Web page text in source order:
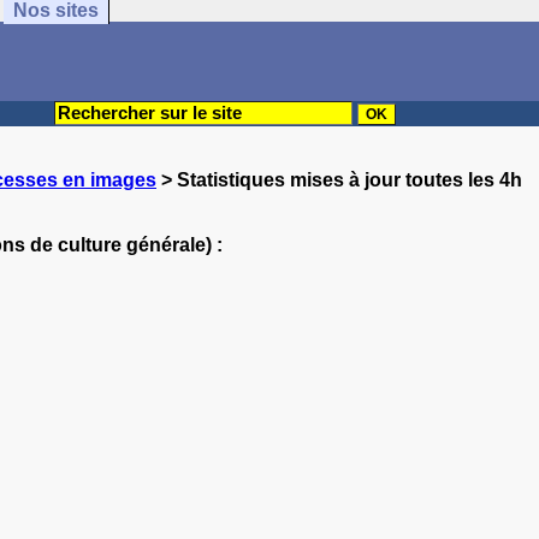
Nos sites
en images > Statistiques mises à jour toutes les 4h
de culture générale) :